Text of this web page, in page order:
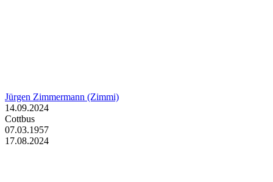
Jürgen Zimmermann (Zimmi)
14.09.2024
Cottbus
07.03.1957
17.08.2024